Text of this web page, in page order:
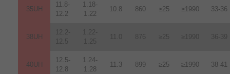
35UH
11.8-
12.2
1.18-
1.22
10.8 860 ≥25 ≥1990 33-36
38UH
12.2-
12.5
1.22-
1.25
11.0 876 ≥25 ≥1990 36-39
40UH
12.5-
12.8
1.24-
1.28
11.3 899 ≥25 ≥1990 38-41